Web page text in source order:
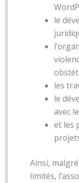
le
les
le
avec
et les
Ainsi,
limités,